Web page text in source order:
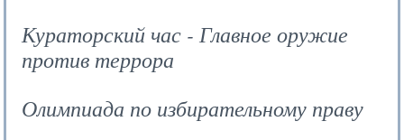
Кураторский час - Главное оружие
против террора
Олимпиада по избирательному праву